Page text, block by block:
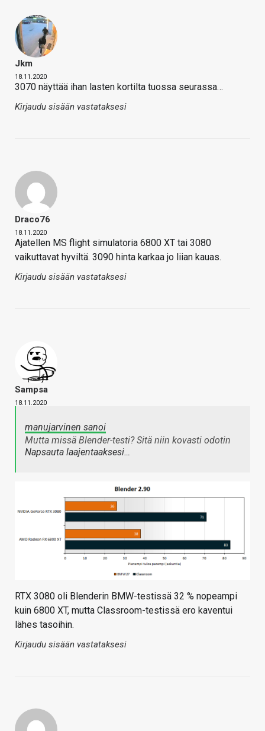
Jkm
18.11.2020
3070 näyttää ihan lasten kortilta tuossa seurassa…
Kirjaudu sisään vastataksesi
Draco76
18.11.2020
Ajatellen MS flight simulatoria 6800 XT tai 3080
vaikuttavat hyviltä. 3090 hinta karkaa jo liian kauas.
Kirjaudu sisään vastataksesi
Sampsa
18.11.2020
manujarvinen sanoi
Mutta missä Blender-testi? Sitä niin kovasti odotin
Napsauta laajentaaksesi…
RTX 3080 oli Blenderin BMW-testissä 32 % nopeampi
kuin 6800 XT, mutta Classroom-testissä ero kaventui
lähes tasoihin.
Kirjaudu sisään vastataksesi